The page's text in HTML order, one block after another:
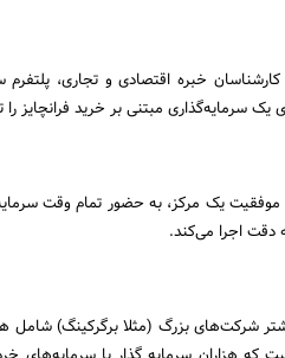
خبره اقتصادی و تجاری، پلتفرم
سرمایه‌گذاری مبتنی بر خرید فرانچایز
یک مرکز، به حضور تمام وقت
دقت اجرا می‌کند.
شرکت‌های بزرگ (مثلا برگرکینگ) شامل